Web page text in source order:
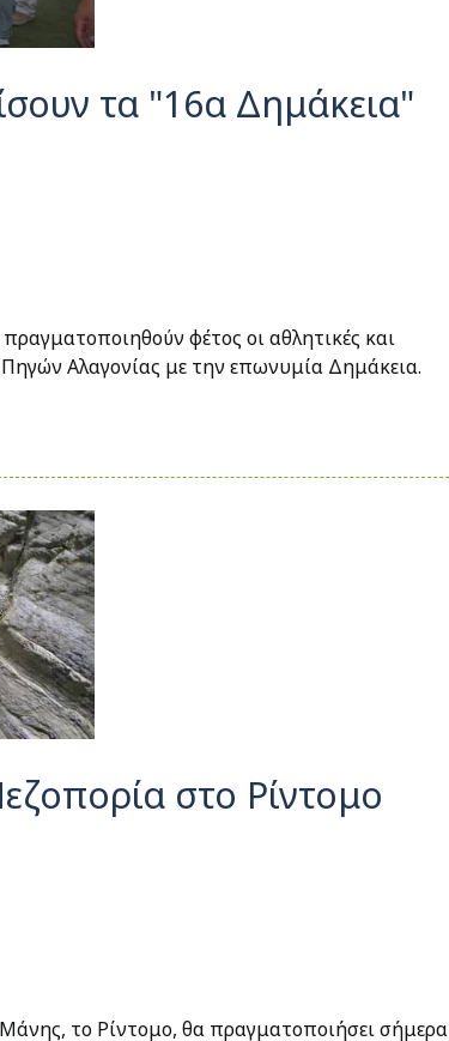
τα "16α Δημάκεια"
φέτος οι αθλητικές και
Πηγών Αλαγονίας με την επωνυμία Δημάκεια.
στο Ρίντομο
το Ρίντομο, θα πραγματοποιήσει σήμερα